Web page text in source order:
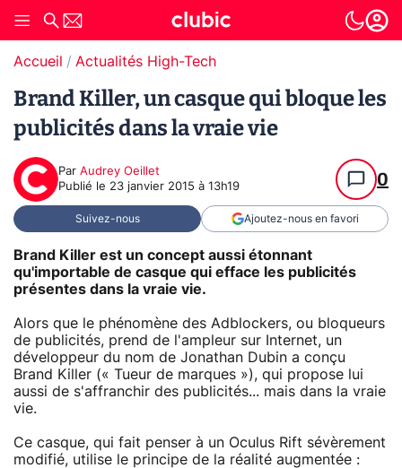
Accueil Actualités High-Tech
Brand Killer, un casque qui bloque les
publicités dans la vraie vie
Par Audrey Oeillet
Publié le 23 janvier 2015 à 13h19 0
Suivez-nous Ajoutez-nous en favori
Brand Killer est un concept aussi étonnant
qu'importable de casque qui efface les publicités
présentes dans la vraie vie.
Alors que le phénomène des Adblockers, ou bloqueurs
de publicités, prend de l'ampleur sur Internet, un
développeur du nom de Jonathan Dubin a conçu
Brand Killer (« Tueur de marques »), qui propose lui
aussi de s'affranchir des publicités... mais dans la vraie
vie.
Ce casque, qui fait penser à un Oculus Rift sévèrement
modifié, utilise le principe de la réalité augmentée :